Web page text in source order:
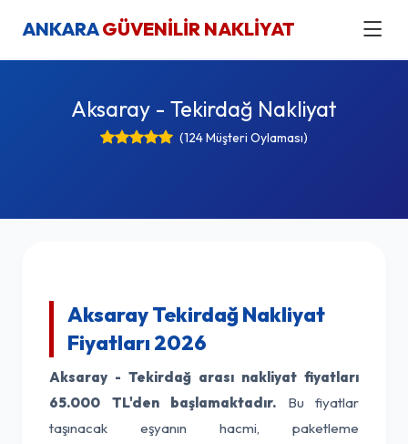
ANKARAGÜVENİLİR NAKLİYAT
Aksaray - Tekirdağ Nakliyat
(124 Müşteri Oylaması)
Aksaray Tekirdağ Nakliyat
Fiyatları 2026
Aksaray - Tekirdağ arası nakliyat fiyatları
65.000 TL'den başlamaktadır. Bu fiyatlar
taşınacak eşyanın hacmi, paketleme